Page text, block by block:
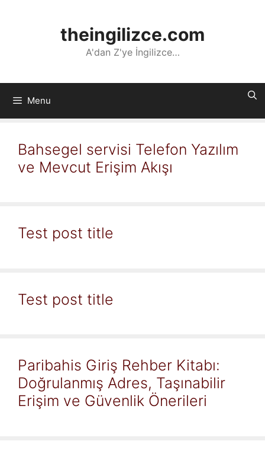
theingilizce.com
A'dan Z'ye İngilizce…
Menu
Bahsegel servisi Telefon Yazılım
ve Mevcut Erişim Akışı
Test post title
Test post title
Paribahis Giriş Rehber Kitabı:
Doğrulanmış Adres, Taşınabilir
Erişim ve Güvenlik Önerileri